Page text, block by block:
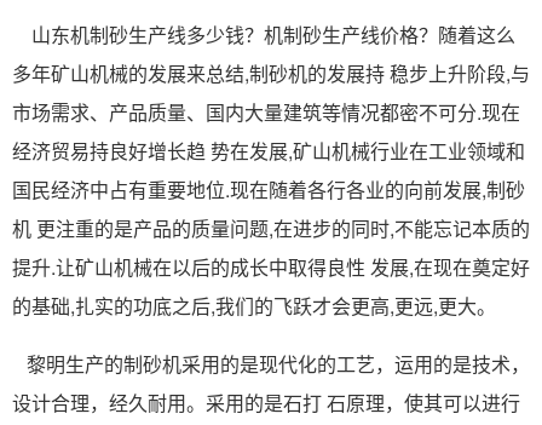
山东机制砂生产线多少钱？机制砂生产线价格？随着这么
多年矿山机械的发展来总结,制砂机的发展持 稳步上升阶段,与
市场需求、产品质量、国内大量建筑等情况都密不可分.现在
经济贸易持良好增长趋 势在发展,矿山机械行业在工业领域和
国民经济中占有重要地位.现在随着各行各业的向前发展,制砂
机 更注重的是产品的质量问题,在进步的同时,不能忘记本质的
提升.让矿山机械在以后的成长中取得良性 发展,在现在奠定好
的基础,扎实的功底之后,我们的飞跃才会更高,更远,更大。
黎明生产的制砂机采用的是现代化的工艺，运用的是技术，
设计合理，经久耐用。采用的是石打 石原理，使其可以进行